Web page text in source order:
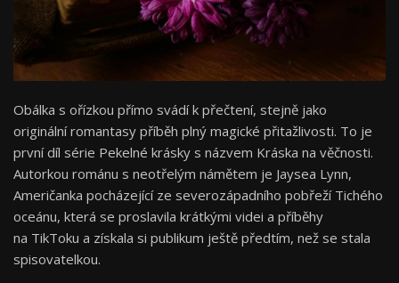
Obálka s ořízkou přímo svádí k přečtení, stejně jako
originální romantasy příběh plný magické přitažlivosti. To je
první díl série Pekelné krásky s názvem Kráska na věčnosti.
Autorkou románu s neotřelým námětem je Jaysea Lynn,
Američanka pocházející ze severozápadního pobřeží Tichého
oceánu, která se proslavila krátkými videi a příběhy
na TikToku a získala si publikum ještě předtím, než se stala
spisovatelkou.